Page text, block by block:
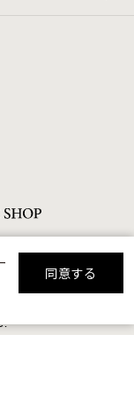
込んで検索する
同意する